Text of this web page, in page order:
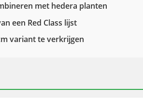
met hedera planten
een Red Class lijst
variant te verkrijgen